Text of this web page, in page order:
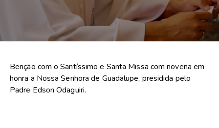
Benção com o Santíssimo e Santa Missa com novena em
honra a Nossa Senhora de Guadalupe, presidida pelo
Padre Edson Odaguiri.